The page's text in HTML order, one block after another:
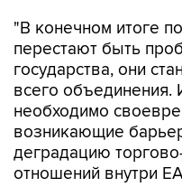
"В конечном итоге
перестают быть
государства, они
всего объединения.
необходимо
возникающие
деградацию
отношений внутри